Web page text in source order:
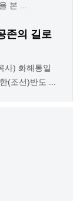
본 ...
존의 길로
사) 화해통일
(조선)반도 ...